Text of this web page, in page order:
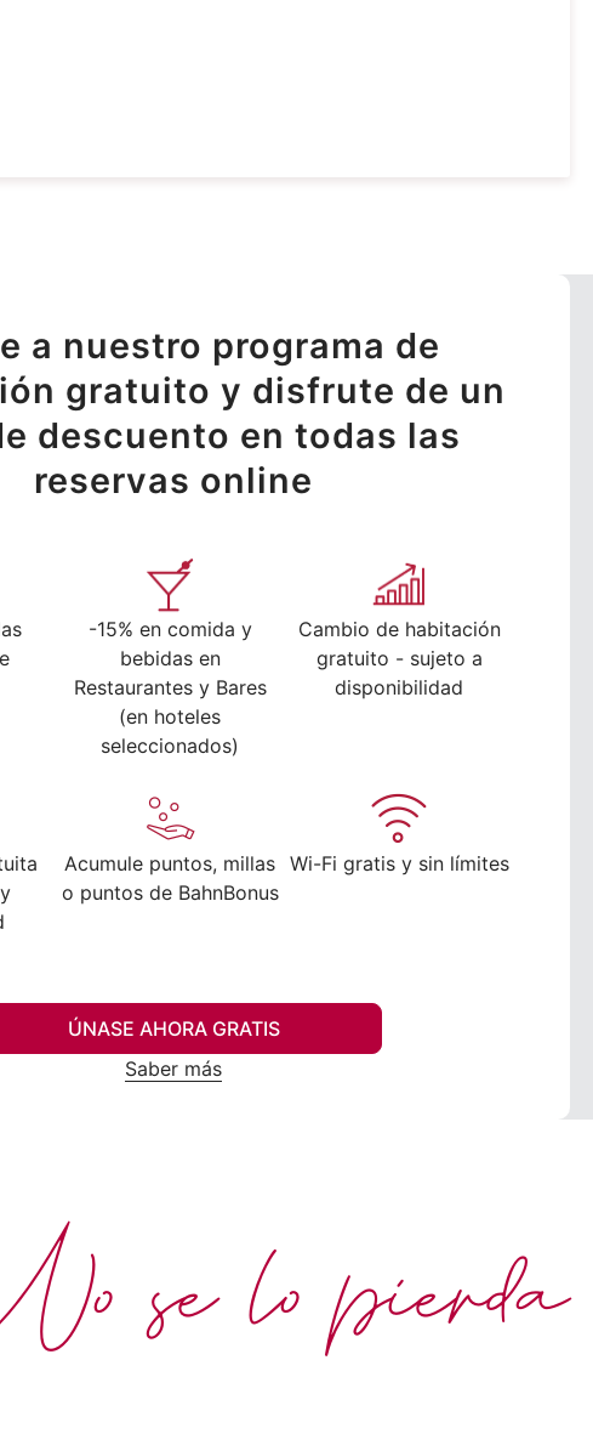
a nuestro programa de
gratuito y disfrute de un
descuento en todas las
reservas online
-15% en comida y
bebidas en
Restaurantes y Bares
(en hoteles
seleccionados)
Cambio de habitación
gratuito - sujeto a
disponibilidad
Acumule puntos, millas
o puntos de BahnBonus
Wi-Fi gratis y sin límites
ÚNASE AHORA GRATIS
Saber más
se lo pierda